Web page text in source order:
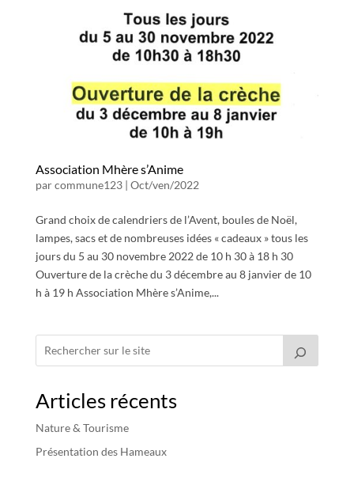
Association Mhère s’Anime
parcommune123| Oct/ven/2022
Grand choix de calendriers de l’Avent, boules de Noël,
lampes, sacs et de nombreuses idées « cadeaux » tous les
jours du 5 au 30 novembre 2022 de 10 h 30 à 18 h 30
Ouverture de la crèche du 3 décembre au 8 janvier de 10
h à 19 h Association Mhère s’Anime,...
Articles récents
Nature & Tourisme
Présentation des Hameaux